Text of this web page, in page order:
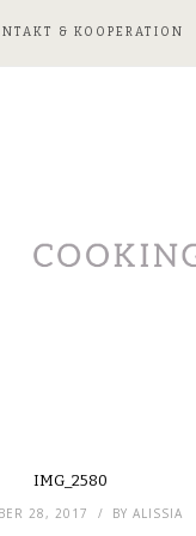
& KOOPERATION
IMG_2580
28, 2017 BY ALISSIA